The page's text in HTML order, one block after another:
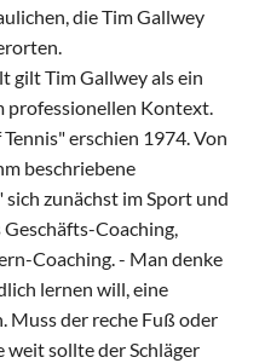
die Tim Gallwey
gilt Tim Gallwey als ein
professionellen Kontext.
erschien 1974. Von
beschriebene
zunächst im Sport und
Coaching,
Coaching. - Man denke
lernen will, eine
Muss der reche Fuß oder
weit sollte der Schläger